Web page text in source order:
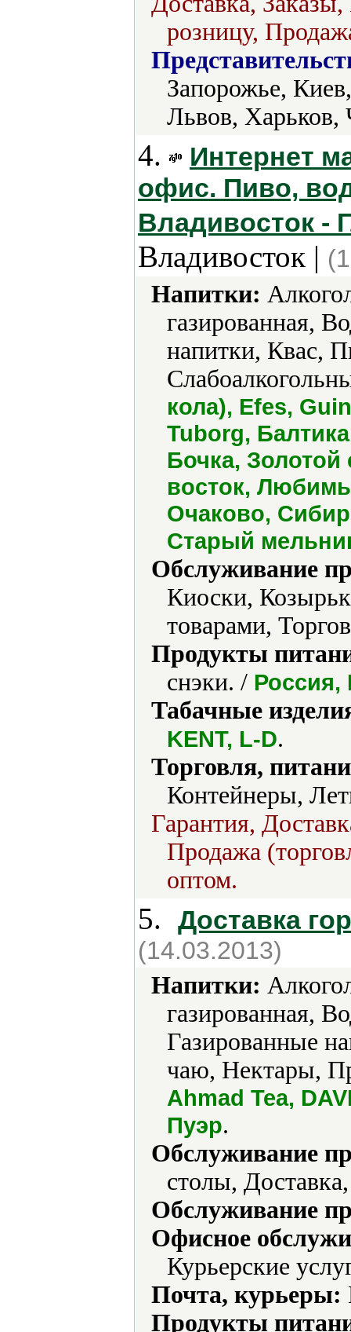
розницу,
Запорожье,
Львов, Харьков,
4.
Интернет
офис. Пиво,
Владивосток -
Владивосток |
Напитки:
газированная,
напитки, Квас,
кола), Efes,
Tuborg,
Бочка, Золотой
восток,
Очаково,
Старый
Обслуживание
Киоски,
товарами,
Продукты
снэки. / Россия,
Табачные
KENT, L-D.
Торговля,
Контейнеры,
Гарантия,
Продажа
оптом.
5. Доставка
(14.03.2013)
Напитки:
газированная,
Газированные
чаю, Нектары,
Ahmad Tea,
Пуэр.
Обслуживание
столы,
Обслуживание
Офисное
Курьерские
Почта, курьеры:
Продукты